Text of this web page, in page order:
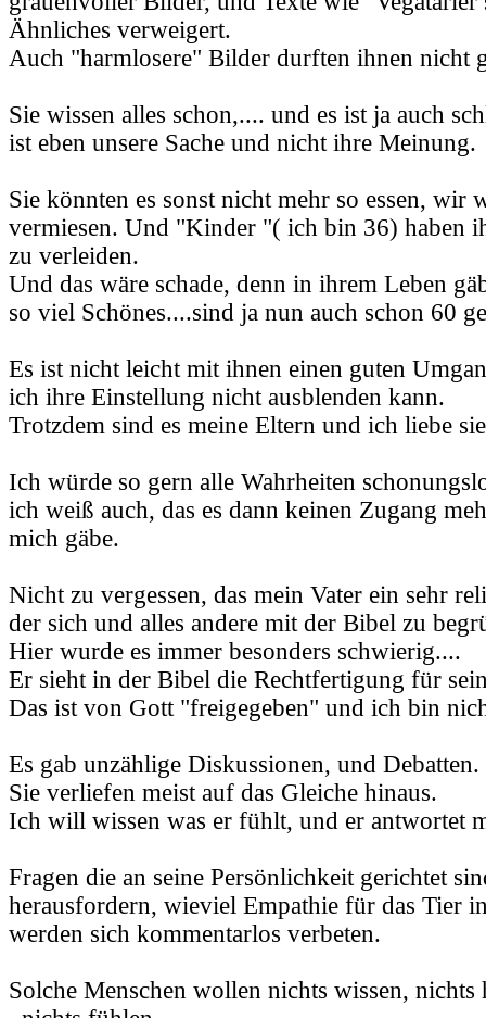
Ähnliches verweigert.
Auch "harmlosere" Bilder durften ihnen nicht
Sie wissen alles schon,.... und es ist ja auch
ist eben unsere Sache und nicht ihre Meinung.
Sie könnten es sonst nicht mehr so essen, wir
vermiesen. Und "Kinder "( ich bin 36) haben
zu verleiden.
Und das wäre schade, denn in ihrem Leben
so viel Schönes....sind ja nun auch schon 60
Es ist nicht leicht mit ihnen einen guten
ich ihre Einstellung nicht ausblenden kann.
Trotzdem sind es meine Eltern und ich liebe
Ich würde so gern alle Wahrheiten
ich weiß auch, das es dann keinen Zugang
mich gäbe.
Nicht zu vergessen, das mein Vater ein sehr
der sich und alles andere mit der Bibel zu
Hier wurde es immer besonders schwierig....
Er sieht in der Bibel die Rechtfertigung für
Das ist von Gott "freigegeben" und ich bin
Es gab unzählige Diskussionen, und Debatten.
Sie verliefen meist auf das Gleiche hinaus.
Ich will wissen was er fühlt, und er antwortet
Fragen die an seine Persönlichkeit gerichtet
herausfordern, wieviel Empathie für das Tier
werden sich kommentarlos verbeten.
Solche Menschen wollen nichts wissen, nichts